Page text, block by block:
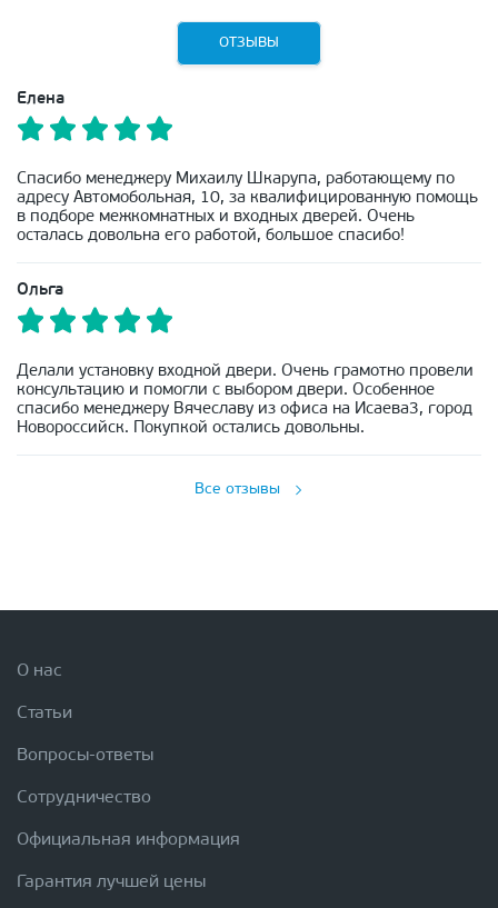
ОТЗЫВЫ
Елена
Спасибо менеджеру Михаилу Шкарупа, работающему по
адресу Автомобольная, 10, за квалифицированную помощь
в подборе межкомнатных и входных дверей. Очень
осталась довольна его работой, большое спасибо!
Ольга
Делали установку входной двери. Очень грамотно провели
консультацию и помогли с выбором двери. Особенное
спасибо менеджеру Вячеславу из офиса на Исаева3, город
Новороссийск. Покупкой остались довольны.
Все отзывы
О нас
Статьи
Вопросы-ответы
Сотрудничество
Официальная информация
Гарантия лучшей цены